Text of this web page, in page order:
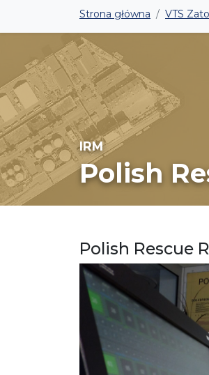
Strona główna VTS
IRM
Polish
Polish Rescue